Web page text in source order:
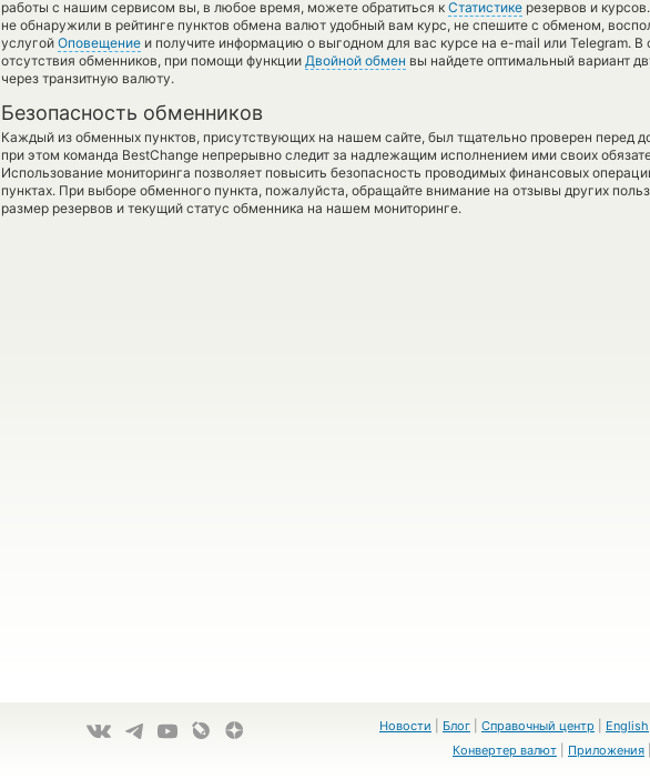
работы с нашим сервисом вы, в любое время, можете обратиться к Статистике резервов и
не обнаружили в рейтинге пунктов обмена валют удобный вам курс, не спешите с обменом,
услугой Оповещение и получите информацию о выгодном для вас курсе на e-mail или Telegram. В
отсутствия обменников, при помощи функции Двойной обмен вы найдете оптимальный вариант
через транзитную валюту.
Безопасность обменников
Каждый из обменных пунктов, присутствующих на нашем сайте, был тщательно проверен перед
при этом команда BestChange непрерывно следит за надлежащим исполнением ими своих
Использование мониторинга позволяет повысить безопасность проводимых финансовых
пунктах. При выборе обменного пункта, пожалуйста, обращайте внимание на отзывы других
размер резервов и текущий статус обменника на нашем мониторинге.
Новости Блог Справочный центр English
Конвертер валют
Приложения